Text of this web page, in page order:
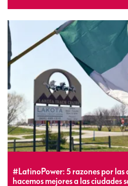
#LatinoPower: 5 razones por las
hacemos mejores a las ciudades